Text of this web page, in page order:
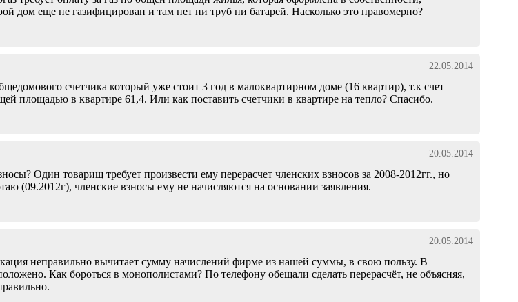
дом еще не газифицирован и там нет ни труб ни батарей. Насколько это правомерно?
22.05.2014
счетчика который уже стоит 3 год в малоквартирном доме (16 квартир), т.к счет
площадью в квартире 61,4. Или как поставить счетчики в квартире на тепло? Спасибо.
20.05.2014
Один товарищ требует произвести ему перерасчет членских взносов за 2008-2012гг., но
(09.2012г), членские взносы ему не начисляются на основании заявления.
20.05.2014
неправильно вычитает сумму начислений фирме из нашей суммы, в свою пользу. В
Как бороться в монополистами? По телефону обещали сделать перерасчёт, не объясняя,